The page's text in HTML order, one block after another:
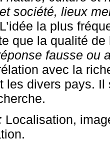
société, lieux
la plus
que la qualité
fausse ou
avec la
les divers pays. Il
Localisation,